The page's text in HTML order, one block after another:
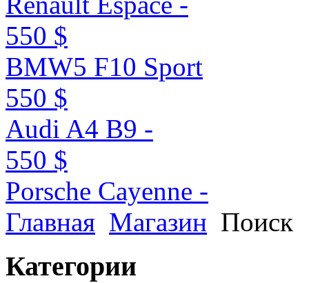
550 $
BMW5 F10 Sport
550 $
Audi A4 B9 -
550 $
Porsche Cayenne -
Главная Магазин Поиск
Категории